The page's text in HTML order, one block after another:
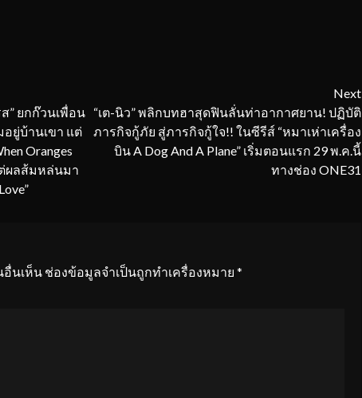
” ยกก๊วนเพื่อน
ยู่บ้านเขา แต่
Oranges
ผลส้มหล่นมา
Next
“เต-นิว” พลิกบทฮาสุดฟินลั่นท่าอากาศยาน! ปฏิบัติ
ภารกิจกู้ภัย สู่ภารกิจกู้ใจ!! ในซีรีส์ “หมาเห่าเครื่อง
บิน A Dog And A Plane” เริ่มตอนแรก 29 พ.ค.นี้
ทางช่อง ONE31
นเห็น ช่องข้อมูลจำเป็นถูกทำเครื่องหมาย *